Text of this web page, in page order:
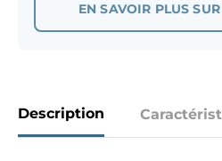
EN SAVOIR PLUS
Description